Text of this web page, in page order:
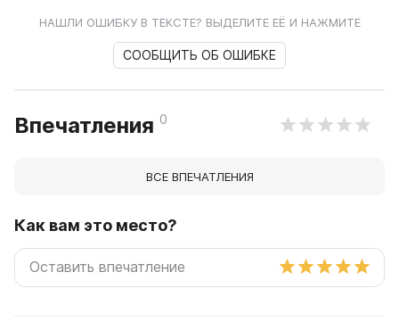
НАШЛИ ОШИБКУ В ТЕКСТЕ? ВЫДЕЛИТЕ ЕЁ И НАЖМИТЕ
СООБЩИТЬ ОБ ОШИБКЕ
Впечатления 0
ВСЕ ВПЕЧАТЛЕНИЯ
Как вам это место?